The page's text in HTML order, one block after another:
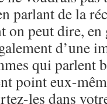
parlant de la
on peut dire, en
d’une
qui parlent
point eux-
les dans